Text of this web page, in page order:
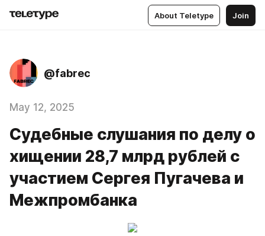
About Teletype Join
@fabrec
May 12, 2025
Судебные слушания по делу о
хищении 28,7 млрд рублей с
участием Сергея Пугачева и
Межпромбанка